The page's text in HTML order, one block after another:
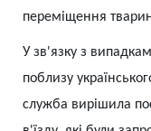
переміщення
У зв'язку з
поблизу
служба вирішила